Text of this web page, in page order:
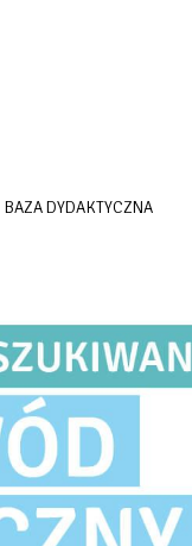
BAZA DYDAKTYCZNA